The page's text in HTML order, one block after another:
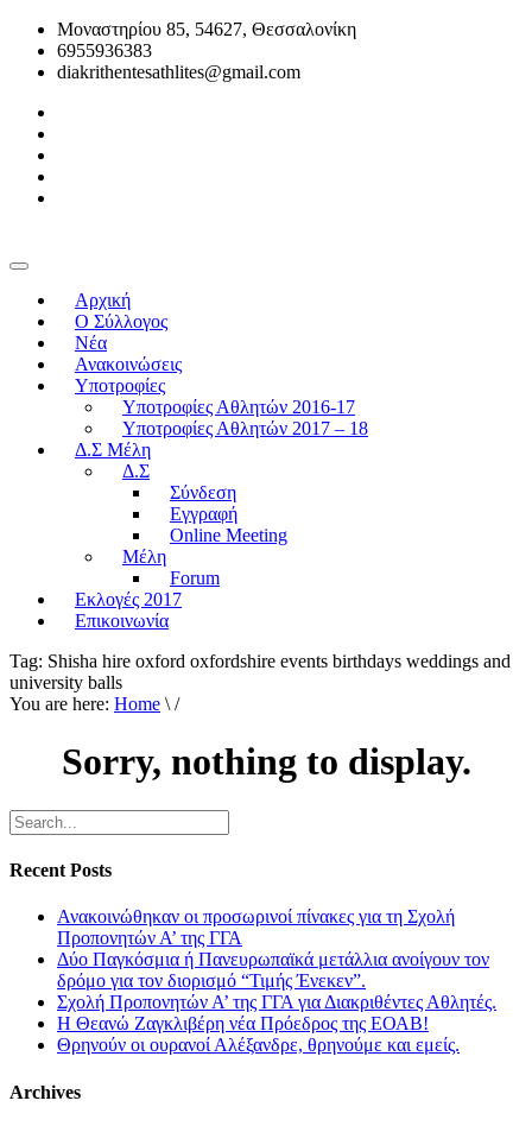
Μοναστηρίου 85, 54627, Θεσσαλονίκη
6955936383
diakrithentesathlites@gmail.com
Αρχική
O Σύλλογος
Νέα
Ανακοινώσεις
Υποτροφίες
Υποτροφίες Αθλητών 2016-17
Υποτροφίες Αθλητών 2017 – 18
Δ.Σ Μέλη
Δ.Σ
Σύνδεση
Εγγραφή
Online Meeting
Μέλη
Forum
Εκλογές 2017
Επικοινωνία
Tag: Shisha hire oxford oxfordshire events birthdays weddings and
university balls
You are here: Home \ /
Sorry, nothing to display.
Recent Posts
Ανακοινώθηκαν οι προσωρινοί πίνακες για τη Σχολή
Προπονητών Α’ της ΓΓΑ
Δύο Παγκόσμια ή Πανευρωπαϊκά μετάλλια ανοίγουν τον
δρόμο για τον διορισμό “Τιμής Ένεκεν”.
Σχολή Προπονητών Α’ της ΓΓΑ για Διακριθέντες Αθλητές.
Η Θεανώ Ζαγκλιβέρη νέα Πρόεδρος της ΕΟΑΒ!
Θρηνούν οι ουρανοί Αλέξανδρε, θρηνούμε και εμείς.
Archives